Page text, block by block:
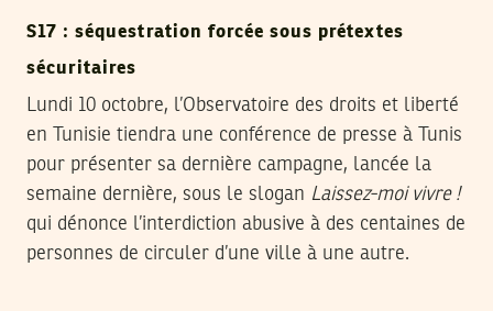
S17 : séquestration forcée sous prétextes
sécuritaires
Lundi 10 octobre, l’Observatoire des droits et liberté
en Tunisie tiendra une conférence de presse à Tunis
pour présenter sa dernière campagne, lancée la
semaine dernière, sous le slogan Laissez-moi vivre !
qui dénonce l’interdiction abusive à des centaines de
personnes de circuler d’une ville à une autre.